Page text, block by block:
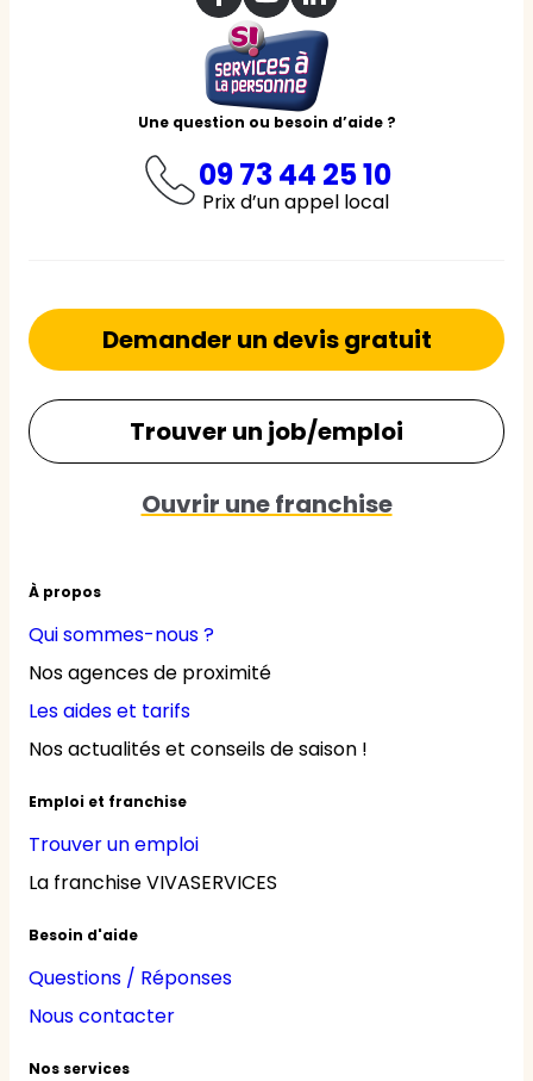
Une question ou besoin d’aide ?
09 73 44 25 10
Prix d’un appel local
À propos
Qui sommes-nous ?
Nos agences de proximité
Les aides et tarifs
Nos actualités et conseils de saison !
Emploi et franchise
Trouver un emploi
La franchise VIVASERVICES
Besoin d'aide
Questions / Réponses
Nous contacter
Nos services
Demander un devis gratuit
Trouver un job/emploi
Ouvrir une franchise